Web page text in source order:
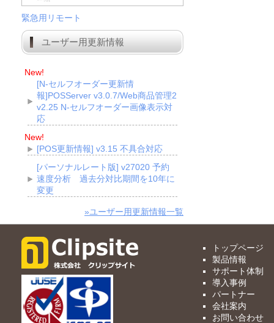
緊急用リモート
ユーザー用更新情報
New!
[N-セルフオーダー更新情
報]POSServer v3.0.7/Web商品管理2
v2.25 N-セルフオーダー画像表示対
応
New!
[POS更新情報] v3.15 不具合対応
[パーソナルレート版] v27020 予約
速度分析 過去分対比期間を10年に
変更
»ユーザー用更新情報一覧
トップページ
製品情報
サポート体制
導入事例
パートナー
会社案内
お問い合わせ